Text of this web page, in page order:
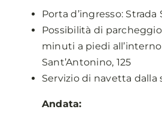
Porta d’ingresso: Strada
Possibilità di
minuti a piedi
Sant’Antonino, 125
Servizio di navetta dalla
Andata: